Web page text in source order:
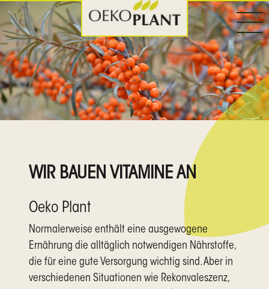
WIR BAUEN VITAMINE AN
Oeko Plant
Normalerweise enthält eine ausgewogene
Ernährung die alltäglich notwendigen Nährstoffe,
die für eine gute Versorgung wichtig sind. Aber in
verschiedenen Situationen wie Rekonvaleszenz,